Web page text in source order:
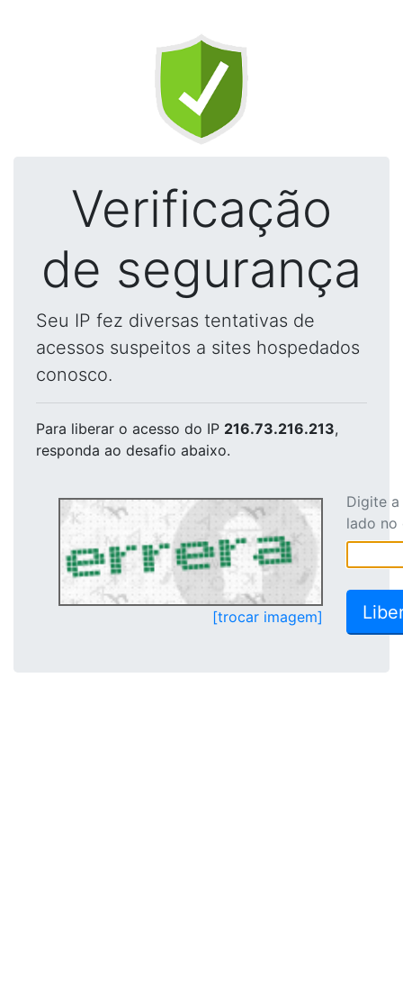
Verificação
de segurança
Seu IP fez diversas tentativas de
acessos suspeitos a sites hospedados
conosco.
Para liberar o acesso do IP 216.73.216.213,
responda ao desafio abaixo.
[trocar imagem]
Digite
lado no